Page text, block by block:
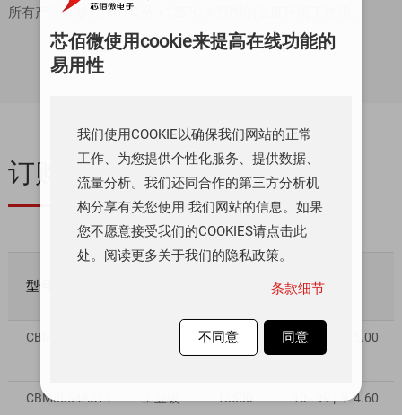
所有产品能够在-40 ℃至 +125℃大范围的温度环境下使用。
订购与质量
型号 数量/价格
CBM8054ATS14 50000 10~99 | ￥ 5.00
CBM8054AS14 工业级 13500 10~99 | ￥ 4.60
芯佰微使用cookie来提高在线功能的
易用性
我们使用COOKIE以确保我们网站的正常
工作、为您提供个性化服务、提供数据、
流量分析。我们还同合作的第三方分析机
构分享有关您使用 我们网站的信息。如果
您不愿意接受我们的COOKIES请点击此
处。阅读更多关于我们的隐私政策。
条款细节
不同意 同意